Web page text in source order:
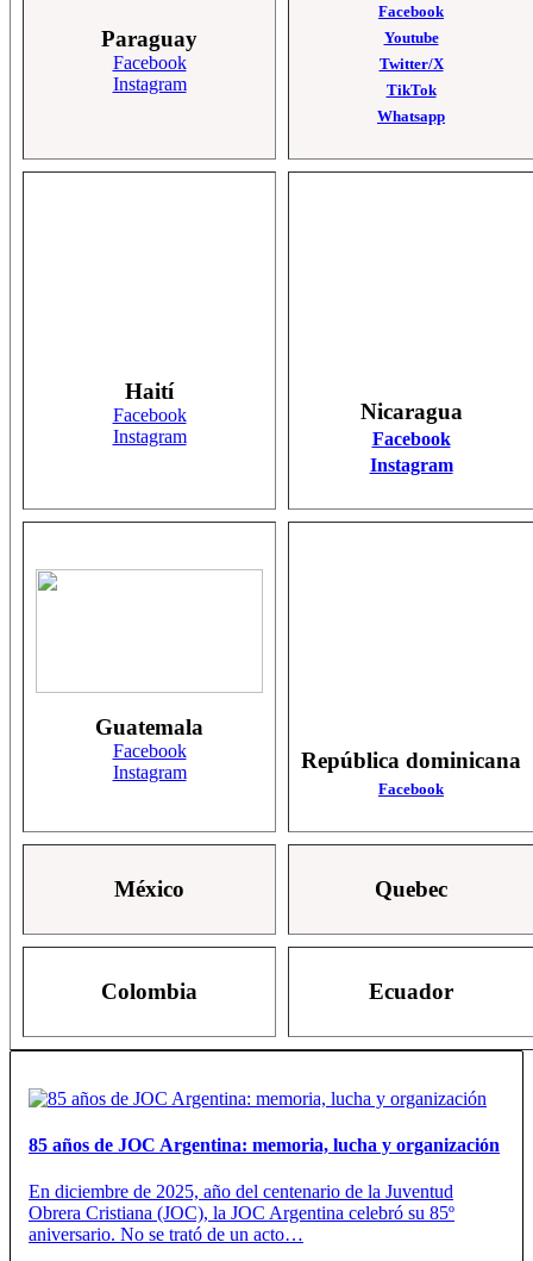
Paraguay
Facebook
Instagram
Facebook
Youtube
Twitter/X
TikTok
Whatsapp
Haití
Facebook
Instagram
Nicaragua
Facebook
Instagram
Guatemala
Facebook
Instagram
República dominicana
Facebook
México Quebec
Colombia Ecuador
85 años de JOC Argentina: memoria, lucha y organización
En diciembre de 2025, año del centenario de la Juventud
Obrera Cristiana (JOC), la JOC Argentina celebró su 85º
aniversario. No se trató de un acto…